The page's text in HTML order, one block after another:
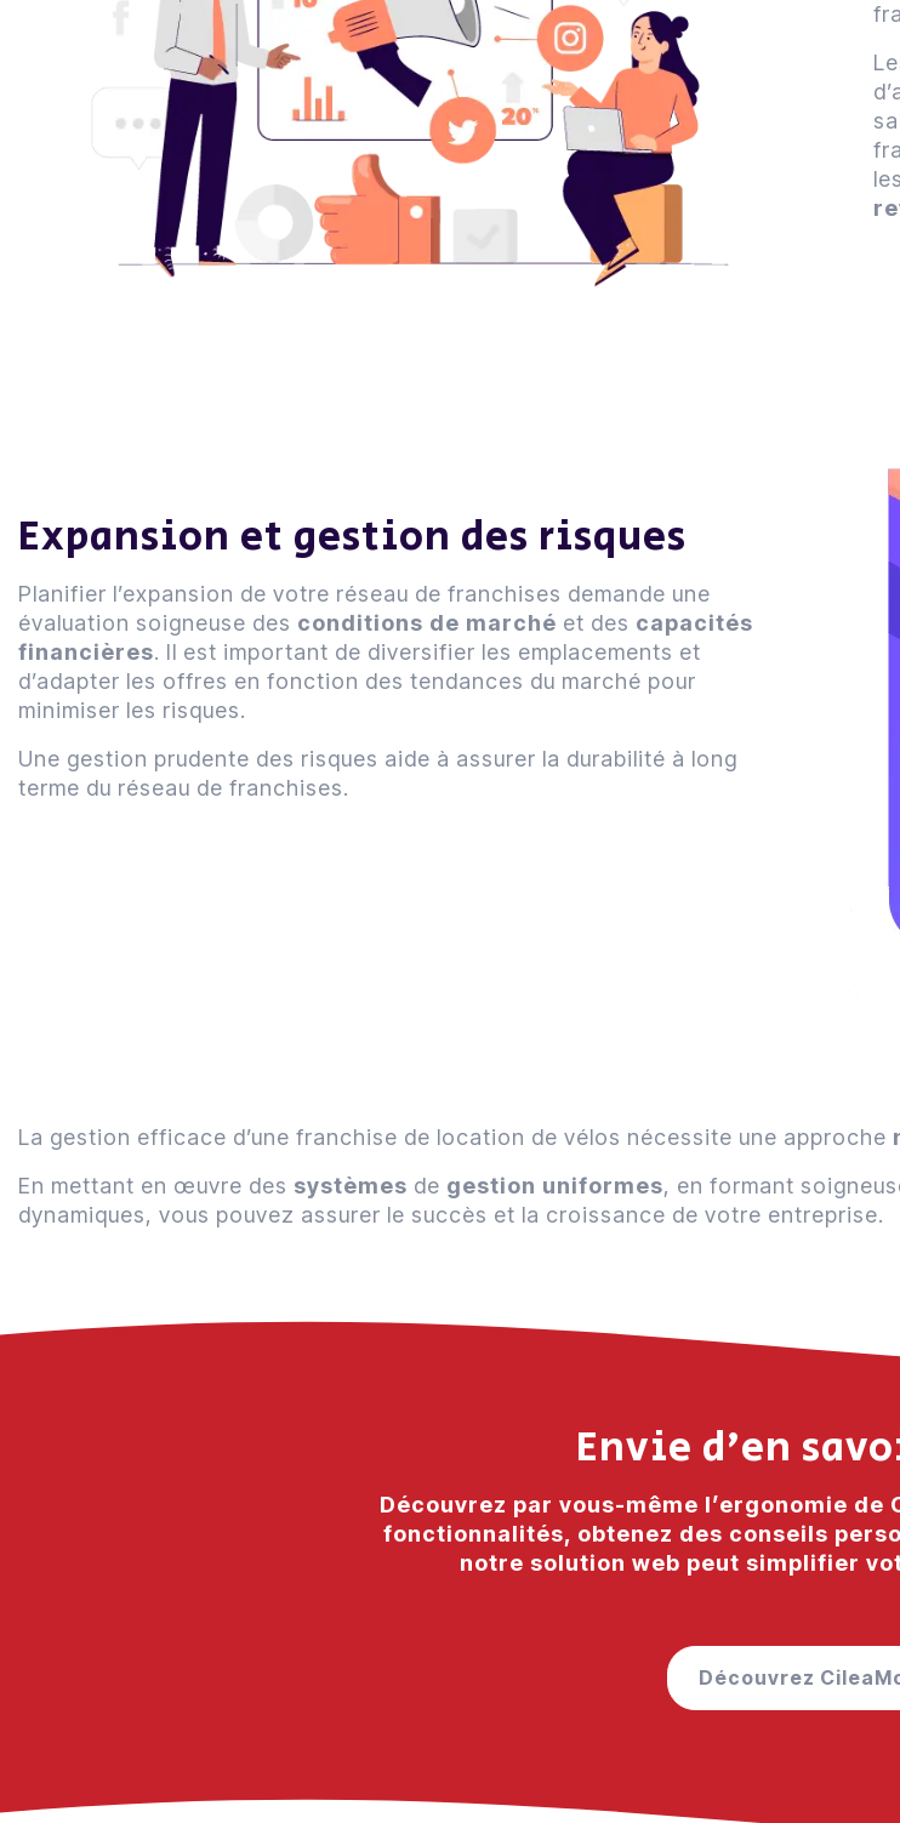
les
Expansion et gestion des risques
Planifier l’expansion de votre réseau de franchises demande une
évaluation soigneuse des conditions de marché et des capacités
financières. Il est important de diversifier les emplacements et
d’adapter les offres en fonction des tendances du marché pour
minimiser les risques.
Une gestion prudente des risques aide à assurer la durabilité à long
terme du réseau de franchises.
La gestion efficace d’une franchise de location de vélos nécessite une approche
En mettant en œuvre des systèmes de gestion uniformes, en formant
dynamiques, vous pouvez assurer le succès et la croissance de votre entreprise.
Envie d’en
Découvrez par vous-même l’ergonomie de
fonctionnalités, obtenez des conseils
notre solution web peut simplifier
Découvrez